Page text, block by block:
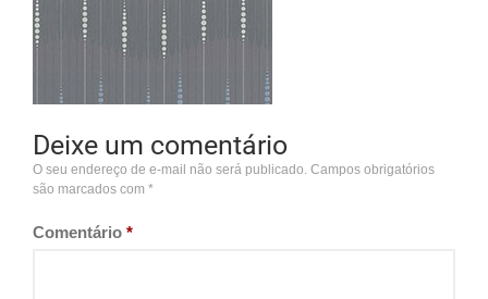
Deixe um comentário
O seu endereço de e-mail não será publicado. Campos obrigatórios
são marcados com *
Comentário *